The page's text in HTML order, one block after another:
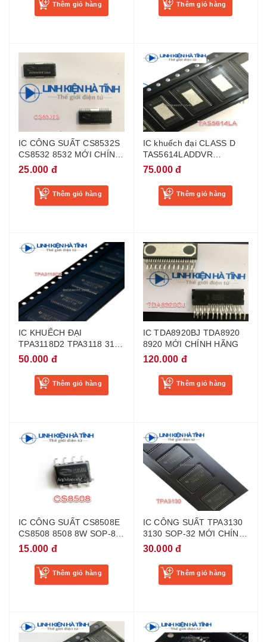
Thêm giỏ hàng Thêm giỏ hàng
IC CÔNG SUẤT CS8532S
CS8532 8532 MỚI CHÍNH
HÃNG
25.000 đ
Thêm giỏ hàng
IC khuếch đại CLASS D
TAS5614LADDVR
TAS5614LA TAS5614 MỚI
75.000 đ
Thêm giỏ hàng
IC KHUẾCH ĐẠI
TPA3118D2 TPA3118 3118
MỚI CHÍNH HÃNG
50.000 đ
Thêm giỏ hàng
IC TDA8920BJ TDA8920
8920 MỚI CHÍNH HÃNG
120.000 đ
Thêm giỏ hàng
IC CÔNG SUẤT CS8508E
CS8508 8508 8W SOP-8
MỚI
15.000 đ
Thêm giỏ hàng
IC CÔNG SUẤT TPA3130
3130 SOP-32 MỚI CHÍNH
HÃNG
30.000 đ
Thêm giỏ hàng